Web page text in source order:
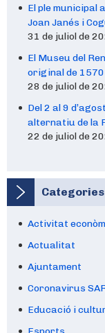
El ple municipal
Joan Janés i
31 de juliol de
El Museu del
original de 1570
28 de juliol de
Del 2 al 9
alternatiu de la
22 de juliol de
Activitat
Actualitat
Ajuntament
Coronavirus
Educació i